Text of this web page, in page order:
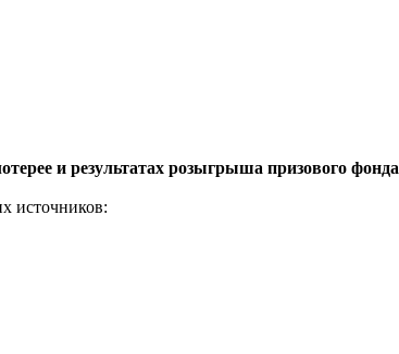
и результатах розыгрыша призового фонда
источников: